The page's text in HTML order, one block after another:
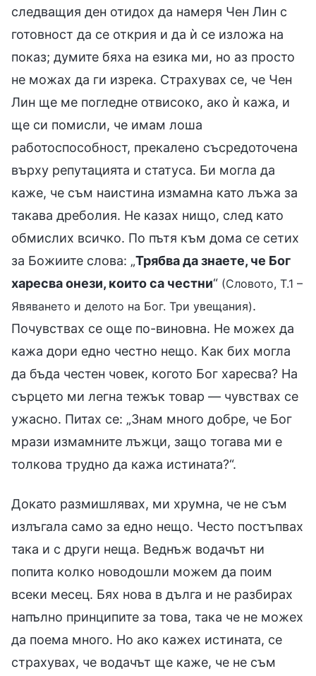
следващия ден отидох да намеря Чен Лин с
готовност да се открия и да ѝ се изложа на
показ; думите бяха на езика ми, но аз просто
не можах да ги изрека. Страхувах се, че Чен
Лин ще ме погледне отвисоко, ако ѝ кажа, и
ще си помисли, че имам лоша
работоспособност, прекалено съсредоточена
върху репутацията и статуса. Би могла да
каже, че съм наистина измамна като лъжа за
такава дреболия. Не казах нищо, след като
обмислих всичко. По пътя към дома се сетих
за Божиите слова: „Трябва да знаете, че Бог
харесва онези, които са честни“ (Словото, Т.1 –
Явяването и делото на Бог. Три увещания).
Почувствах се още по-виновна. Не можех да
кажа дори едно честно нещо. Как бих могла
да бъда честен човек, когото Бог харесва? На
сърцето ми легна тежък товар — чувствах се
ужасно. Питах се: „Знам много добре, че Бог
мрази измамните лъжци, защо тогава ми е
толкова трудно да кажа истината?“.
Докато размишлявах, ми хрумна, че не съм
излъгала само за едно нещо. Често постъпвах
така и с други неща. Веднъж водачът ни
попита колко новодошли можем да поим
всеки месец. Бях нова в дълга и не разбирах
напълно принципите за това, така че не можех
да поема много. Но ако кажех истината, се
страхувах, че водачът ще каже, че не съм